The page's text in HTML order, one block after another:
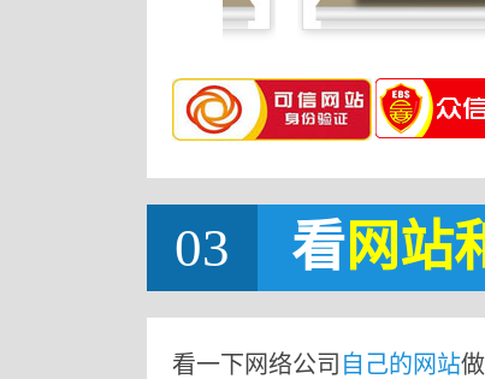
03 看网站
看一下网络公司 自己的网站